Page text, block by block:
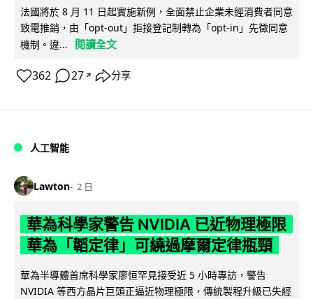
法國將於 8 月 11 日起實施新例，全面禁止企業未經消費者同意
致電推銷，由「opt-out」拒接登記制轉為「opt-in」先徵同意
機制。違...
閱讀全文
362 27 ↗ 分享
人工智能
Lawton 2 日
華為科學家警告 NVIDIA 已近物理極限
華為「韜定律」可繞過摩爾定律瓶頸
華為半導體首席科學家廖恒罕見接受近 5 小時專訪，警告
NVIDIA 等西方晶片巨頭正逼近物理極限，傳統製程升級已失經